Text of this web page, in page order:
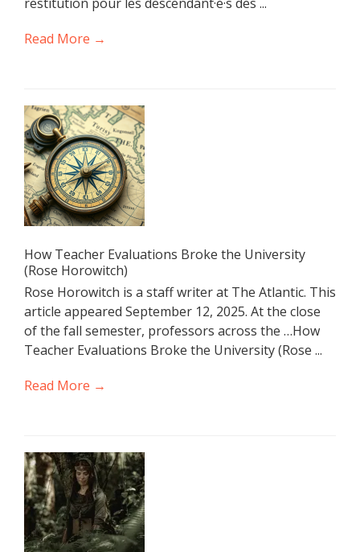
Read More →
How Teacher Evaluations Broke the University
(Rose Horowitch)
Rose Horowitch is a staff writer at The Atlantic. This
article appeared September 12, 2025. At the close
of the fall semester, professors across the …How
Teacher Evaluations Broke the University (Rose ...
Read More →